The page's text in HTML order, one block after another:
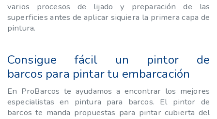
varios procesos de lijado y preparación de las
superficies antes de aplicar siquiera la primera capa de
pintura.
Consigue fácil un pintor de
barcos para pintar tu embarcación
En ProBarcos te ayudamos a encontrar los mejores
especialistas en pintura para barcos. El pintor de
barcos te manda propuestas para pintar cubierta del